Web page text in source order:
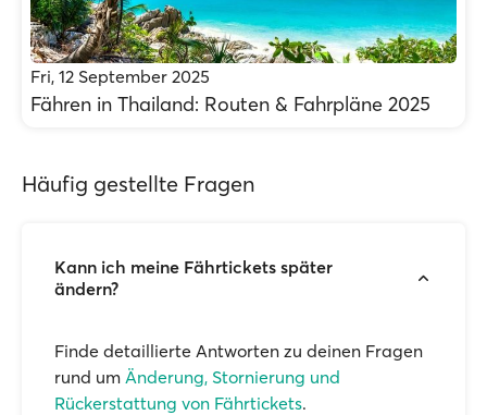
Fri, 12 September 2025
Fähren in Thailand: Routen & Fahrpläne 2025
Häufig gestellte Fragen
Kann ich meine Fährtickets später
ändern?
Finde detaillierte Antworten zu deinen Fragen
rund um Änderung, Stornierung und
Rückerstattung von Fährtickets.